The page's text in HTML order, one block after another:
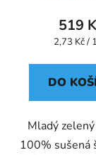
519
Měrná
2,73 Kč /
DO
Mladý
100% sušená